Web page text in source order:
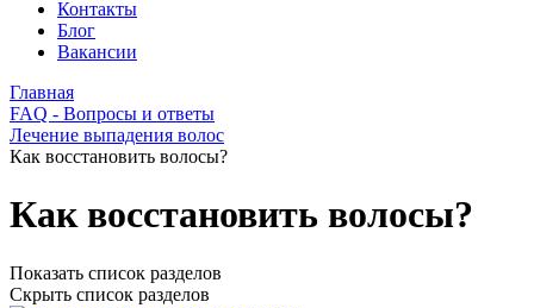
Контакты
Блог
Вакансии
Главная
FAQ - Вопросы и ответы
Лечение выпадения волос
Как восстановить волосы?
Как восстановить волосы?
Показать список разделов
Скрыть список разделов